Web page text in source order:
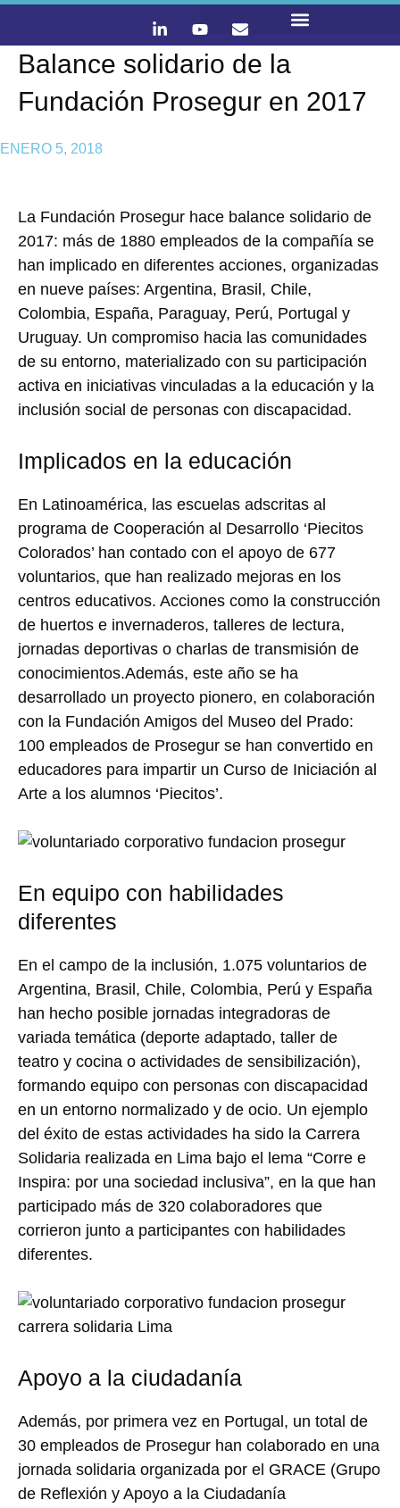
Balance solidario de la
Fundación Prosegur en 2017
ENERO 5, 2018
La Fundación Prosegur hace balance solidario de
2017: más de 1880 empleados de la compañía se
han implicado en diferentes acciones, organizadas
en nueve países: Argentina, Brasil, Chile,
Colombia, España, Paraguay, Perú, Portugal y
Uruguay. Un compromiso hacia las comunidades
de su entorno, materializado con su participación
activa en iniciativas vinculadas a la educación y la
inclusión social de personas con discapacidad.
Implicados en la educación
En Latinoamérica, las escuelas adscritas al
programa de Cooperación al Desarrollo ‘Piecitos
Colorados’ han contado con el apoyo de 677
voluntarios, que han realizado mejoras en los
centros educativos. Acciones como la construcción
de huertos e invernaderos, talleres de lectura,
jornadas deportivas o charlas de transmisión de
conocimientos.Además, este año se ha
desarrollado un proyecto pionero, en colaboración
con la Fundación Amigos del Museo del Prado:
100 empleados de Prosegur se han convertido en
educadores para impartir un Curso de Iniciación al
Arte a los alumnos ‘Piecitos’.
En equipo con habilidades
diferentes
En el campo de la inclusión, 1.075 voluntarios de
Argentina, Brasil, Chile, Colombia, Perú y España
han hecho posible jornadas integradoras de
variada temática (deporte adaptado, taller de
teatro y cocina o actividades de sensibilización),
formando equipo con personas con discapacidad
en un entorno normalizado y de ocio. Un ejemplo
del éxito de estas actividades ha sido la Carrera
Solidaria realizada en Lima bajo el lema “Corre e
Inspira: por una sociedad inclusiva”, en la que han
participado más de 320 colaboradores que
corrieron junto a participantes con habilidades
diferentes.
Apoyo a la ciudadanía
Además, por primera vez en Portugal, un total de
30 empleados de Prosegur han colaborado en una
jornada solidaria organizada por el GRACE (Grupo
de Reflexión y Apoyo a la Ciudadanía